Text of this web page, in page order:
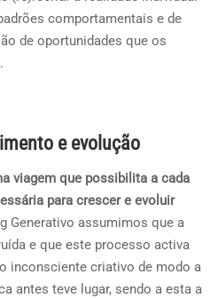
comportamentais e de
de oportunidades que os
e evolução
viagem que possibilita a cada
para crescer e evoluir
Generativo assumimos que a
e que este processo activa
inconsciente criativo de modo a
antes teve lugar, sendo a esta a